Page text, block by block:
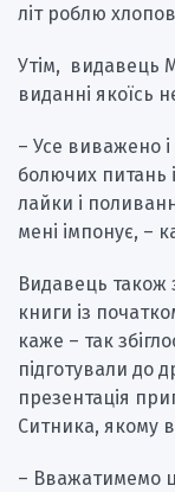
літ роблю
Утім, видавець
виданні якоїсь
– Усе виважено
болючих питань
лайки і
мені імпонує, –
Видавець також
книги із
каже – так
підготували до
презентація
Ситника, якому
– Вважатимемо